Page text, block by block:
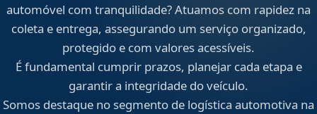
automóvel com tranquilidade? Atuamos com rapidez na
coleta e entrega, assegurando um serviço organizado,
protegido e com valores acessíveis.
É fundamental cumprir prazos, planejar cada etapa e
garantir a integridade do veículo.
Somos destaque no segmento de logística automotiva na